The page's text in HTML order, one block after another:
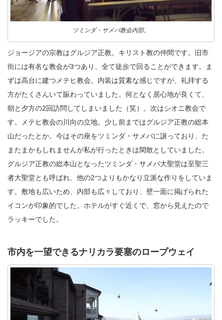
ツミンダ・サメバ教会内部。
ジョージアの宗教はグルジア正教。キリスト教の仲間です。旧市
街には有名な教会が3つあり、全て徒歩で回ることができます。ま
ずは高台に建つメテヒ教会。内装は質素な感じですが、礼拝する
方がたくさんいて賑わっていました。何となく居心地が良くて、
朝と夕方の2回訪問してしまいました（笑）。次はシオニ教会で
す。メテヒ教会の川向の立地。少し前まではグルジア正教の総本
山だったとか。今はその座をツミンダ・サメバに譲っており、た
またまかもしれませんが私が行ったときは閑散としていました。
グルジア正教の総本山となったツミンダ・サメバ大聖堂は至聖三
者大聖堂とも呼ばれ、他の2つよりもかなり立派な作りをしていま
す。敷地も広いため、内部も広々しており、壁一面に掲げられた
イコンが印象的でした。ホテルがすぐ近くで、窓から見えたので
ラッキーでした。
市内を一望できるナリカラ要塞のロープウェイ